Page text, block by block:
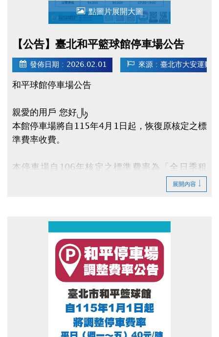
點圖片展開大圖
【公告】臺北和平籃球館停車場公告
發佈日期 : 2026.02.01 來源 : 臺北市大安運動
和平球館停車場公告
親愛的用戶 您好：
本館停車場將自115年4月1日起，恢復原核定之標
準費率收費。
本停車場自106年核定之標準費率為「全日季租
(24小時) - 每月$6,500元」，「日間季租 - 每月
$5,000元」。鑒於多年來提供停車服務及租金優
上升，為因應實際營運需求並確保服務品質，爰恢
展開內容